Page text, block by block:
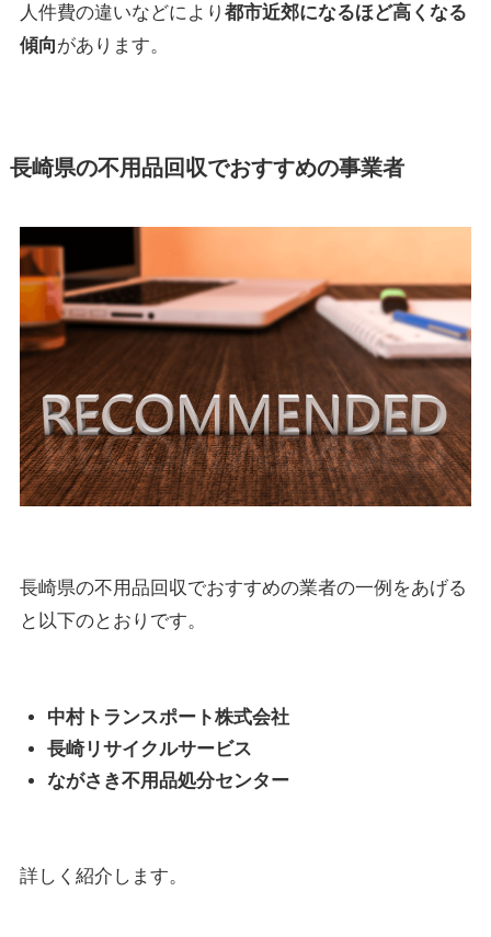
人件費の違いなどにより 都市近郊になるほど高くなる
傾向があります。
長崎県の不用品回収でおすすめの事業者
長崎県の不用品回収でおすすめの業者の一例をあげる
と以下のとおりです。
中村トランスポート株式会社
長崎リサイクルサービス
ながさき不用品処分センター
詳しく紹介します。